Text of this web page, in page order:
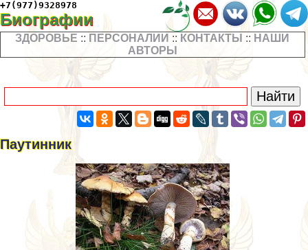
+7(977)9328978
Биографии
ЗДОРОВЬЕ :: ПЕРСОНАЛИИ :: КОНТАКТЫ :: НАШИ
АВТОРЫ
Паутинник